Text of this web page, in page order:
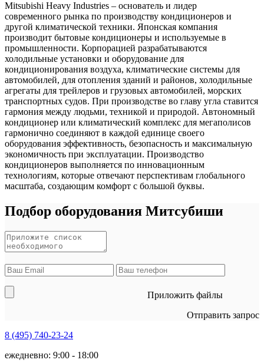
Mitsubishi Heavy Industries – основатель и лидер
современного рынка по производству кондиционеров и
другой климатической техники. Японская компания
производит бытовые кондиционеры и используемые в
промышленности. Корпорацией разрабатываются
холодильные установки и оборудование для
кондиционирования воздуха, климатические системы для
автомобилей, для отопления зданий и районов, холодильные
агрегаты для трейлеров и грузовых автомобилей, морских
транспортных судов. При производстве во главу угла ставится
гармония между людьми, техникой и природой. Автономный
кондиционер или климатический комплекс для мегаполисов
гармонично соединяют в каждой единице своего
оборудования эффективность, безопасность и максимальную
экономичность при эксплуатации. Производство
кондиционеров выполняется по инновационным
технологиям, которые отвечают перспективам глобального
масштаба, создающим комфорт с большой буквы.
Подбор оборудования Митсубиши
Приложить файлы
Отправить запрос
8 (495) 740-23-24
ежедневно: 9:00 - 18:00